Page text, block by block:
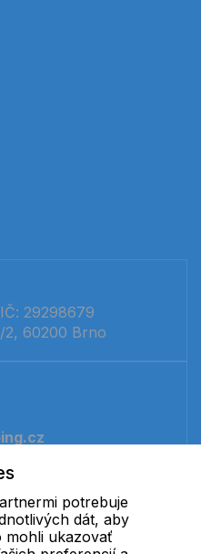
29298679
2, 60200 Brno
potrebuje
dát, aby
mohli ukazovať